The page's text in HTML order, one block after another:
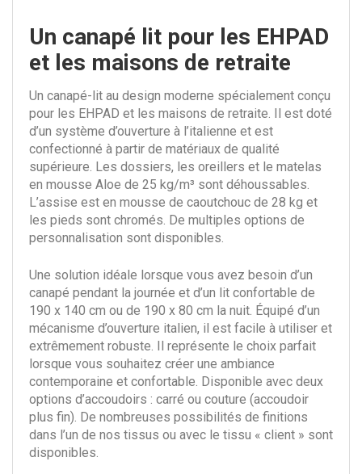
Un canapé lit pour les EHPAD
et les maisons de retraite
Un canapé-lit au design moderne spécialement conçu
pour les EHPAD et les maisons de retraite. Il est doté
d’un système d’ouverture à l’italienne et est
confectionné à partir de matériaux de qualité
supérieure. Les dossiers, les oreillers et le matelas
en mousse Aloe de 25 kg/m³ sont déhoussables.
L’assise est en mousse de caoutchouc de 28 kg et
les pieds sont chromés. De multiples options de
personnalisation sont disponibles.
Une solution idéale lorsque vous avez besoin d’un
canapé pendant la journée et d’un lit confortable de
190 x 140 cm ou de 190 x 80 cm la nuit. Équipé d’un
mécanisme d’ouverture italien, il est facile à utiliser et
extrêmement robuste. Il représente le choix parfait
lorsque vous souhaitez créer une ambiance
contemporaine et confortable. Disponible avec deux
options d’accoudoirs : carré ou couture (accoudoir
plus fin). De nombreuses possibilités de finitions
dans l’un de nos tissus ou avec le tissu « client » sont
disponibles.